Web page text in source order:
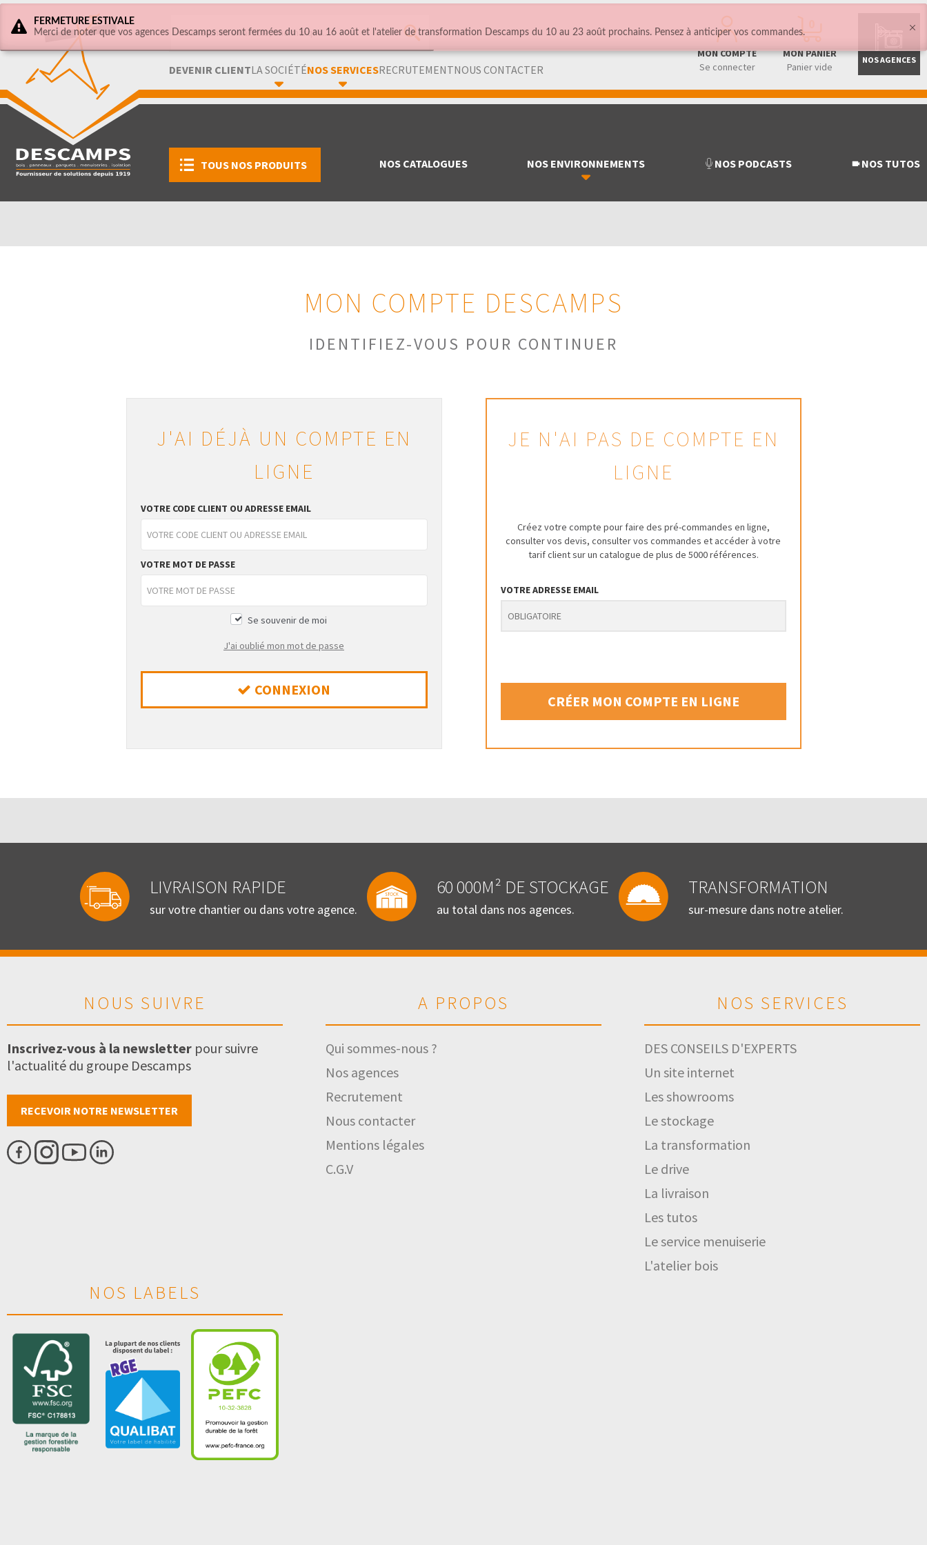
DEVENIR CLIENTLA SOCIÉTÉNOS SERVICESRECRUTEMENTNOUS CONTACTER
MON COMPTE
Se connecter
MON PANIER
Panier vide
NOS AGENCES
TOUS NOS PRODUITS NOS CATALOGUES NOS ENVIRONNEMENTS NOS PODCASTS NOS TUTOS
MON COMPTE DESCAMPS
IDENTIFIEZ-VOUS POUR CONTINUER
J'AI DÉJÀ UN COMPTE EN
LIGNE
VOTRE CODE CLIENT OU ADRESSE EMAIL
VOTRE MOT DE PASSE
Se souvenir de moi
J'ai oublié mon mot de passe
CONNEXION
JE N'AI PAS DE COMPTE EN
LIGNE
Créez votre compte pour faire des pré-commandes en ligne,
consulter vos devis, consulter vos commandes et accéder à votre
tarif client sur un catalogue de plus de 5000 références.
VOTRE ADRESSE EMAIL
CRÉER MON COMPTE EN LIGNE
LIVRAISON RAPIDE
sur votre chantier ou dans votre agence.
60 000M² DE STOCKAGE
au total dans nos agences.
TRANSFORMATION
sur-mesure dans notre atelier.
NOUS SUIVRE
Inscrivez-vous à la newsletter pour suivre
l'actualité du groupe Descamps
RECEVOIR NOTRE NEWSLETTER
A PROPOS
Qui sommes-nous ?
Nos agences
Recrutement
Nous contacter
Mentions légales
C.G.V
NOS SERVICES
DES CONSEILS D'EXPERTS
Un site internet
Les showrooms
Le stockage
La transformation
Le drive
La livraison
Les tutos
Le service menuiserie
L'atelier bois
NOS LABELS
FERMETURE ESTIVALE
Merci de noter que vos agences Descamps seront fermées du 10 au 16 août et l'atelier de transformation Descamps du 10 au 23 août prochains. Pensez à anticiper vos commandes.